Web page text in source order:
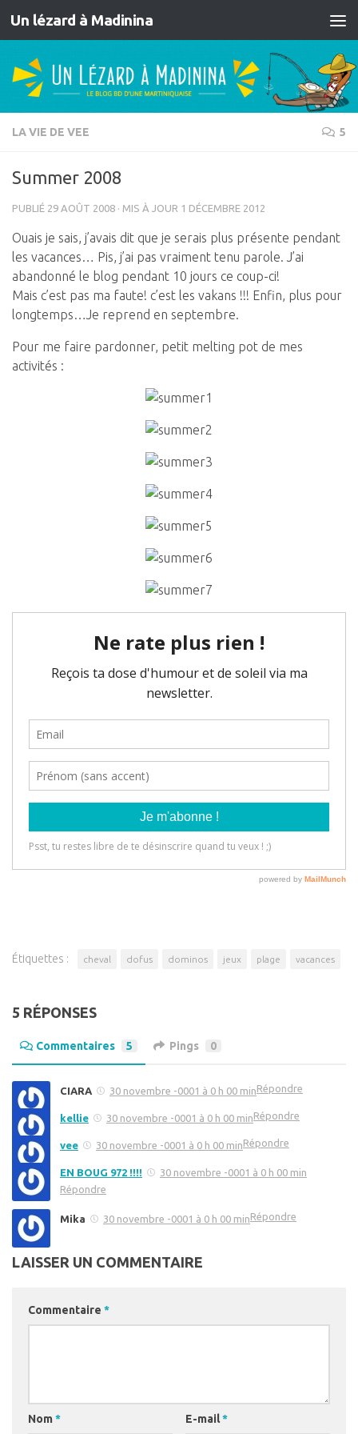
Skip to content
Un lézard à Madinina
LA VIE DE VEE 5
Summer 2008
PUBLIÉ 29 AOÛT 2008 · MIS À JOUR 1 DÉCEMBRE 2012
Ouais je sais, j’avais dit que je serais plus présente pendant
les vacances… Pis, j’ai pas vraiment tenu parole. J’ai
abandonné le blog pendant 10 jours ce coup-ci!
Mais c’est pas ma faute! c’est les vakans !!! Enfin, plus pour
longtemps…Je reprend en septembre.
Pour me faire pardonner, petit melting pot de mes
activités :
Étiquettes : cheval dofus dominos jeux plage vacances
5 RÉPONSES
Commentaires 5 Pings 0
CIARA 30 novembre -0001 à 0 h 00 minRépondre
kellie 30 novembre -0001 à 0 h 00 minRépondre
vee 30 novembre -0001 à 0 h 00 minRépondre
EN BOUG 972 !!!!
30 novembre -0001 à 0 h 00 min
Répondre
Mika 30 novembre -0001 à 0 h 00 minRépondre
LAISSER UN COMMENTAIRE
Commentaire *
Nom * E-mail*